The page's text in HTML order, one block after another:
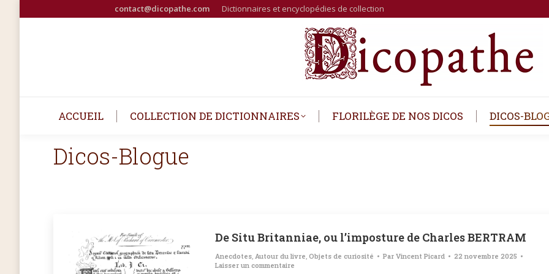
contact@dicopathe.com Dictionnaires et encyclopédies de collection
ACCUEIL COLLECTION DE DICTIONNAIRES FLORILÈGE DE NOS DICOS DICOS-
Dicos-Blogue
De Situ Britanniae, ou l’imposture de Charles BERTRAM
Anecdotes,Autour du livre,Objets de curiosité ParVincent Picard
22 novembre 2025
Laisser un commentaire